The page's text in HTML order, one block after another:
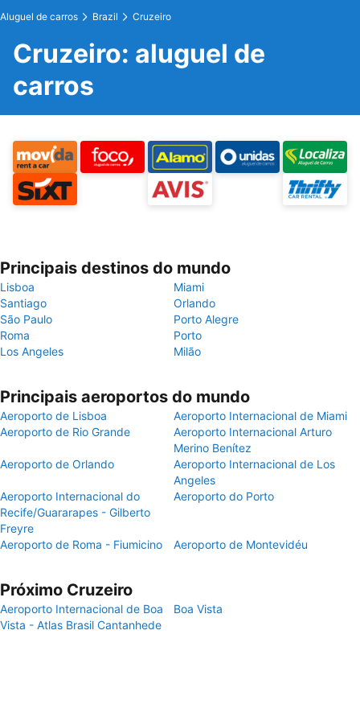
Aluguel de carros Brazil Cruzeiro
Cruzeiro: aluguel de
carros
Principais destinos do mundo
Lisboa
Miami
Santiago
Orlando
São Paulo
Porto Alegre
Roma
Porto
Los Angeles
Milão
Principais aeroportos do mundo
Aeroporto de Lisboa
Aeroporto Internacional de Miami
Aeroporto de Rio Grande
Aeroporto Internacional Arturo
Merino Benítez
Aeroporto de Orlando
Aeroporto Internacional de Los
Angeles
Aeroporto Internacional do
Recife/Guararapes - Gilberto
Freyre
Aeroporto do Porto
Aeroporto de Roma - Fiumicino Aeroporto de Montevidéu
Próximo Cruzeiro
Aeroporto Internacional de Boa
Vista - Atlas Brasil Cantanhede
Boa Vista